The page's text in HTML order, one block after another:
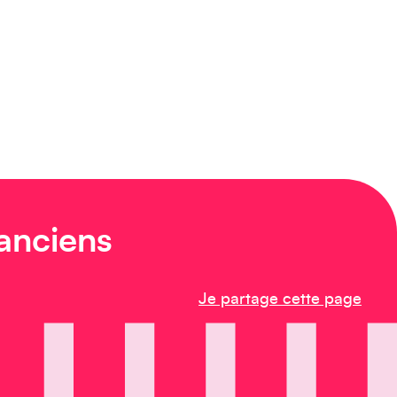
Je partage cette page